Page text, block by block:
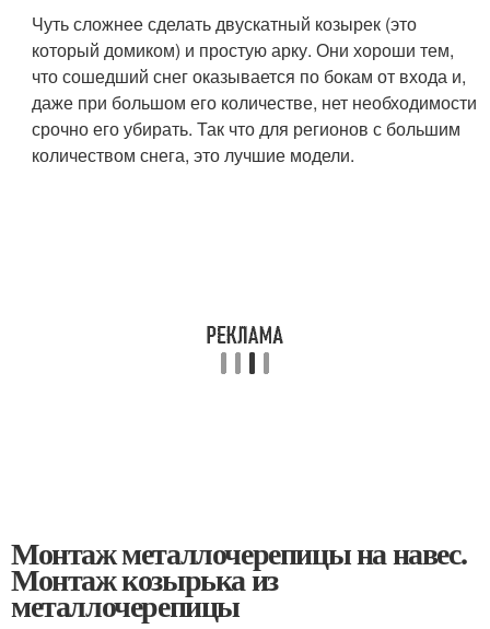
Чуть сложнее сделать двускатный козырек (это
который домиком) и простую арку. Они хороши тем,
что сошедший снег оказывается по бокам от входа и,
даже при большом его количестве, нет необходимости
срочно его убирать. Так что для регионов с большим
количеством снега, это лучшие модели.
Монтаж металлочерепицы на навес.
Монтаж козырька из
металлочерепицы